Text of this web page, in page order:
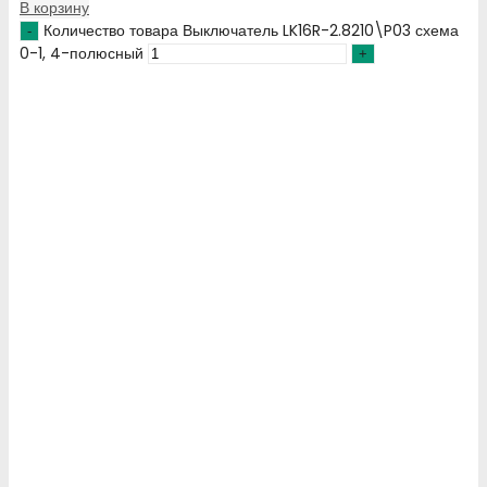
В корзину
Количество товара Выключатель LK16R-2.8210\P03 схема
0-1, 4-полюсный